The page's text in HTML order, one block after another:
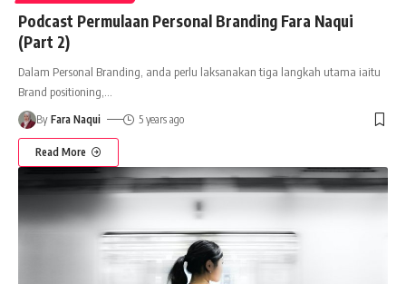
Podcast Permulaan Personal Branding Fara Naqui
(Part 2)
Dalam Personal Branding, anda perlu laksanakan tiga langkah utama iaitu
Brand positioning,
By Fara Naqui 5 years ago
Read More